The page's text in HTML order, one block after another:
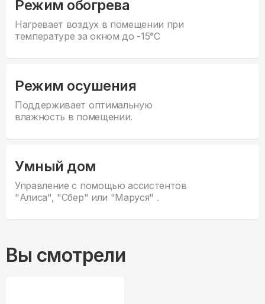
Режим обогрева
Нагревает воздух в помещении при
температуре за окном до -15°С
Режим осушения
Поддерживает оптимальную
влажность в помещении.
Умный дом
Управление с помощью ассистентов
"Алиса", "Сбер" или "Маруся" .
Вы смотрели